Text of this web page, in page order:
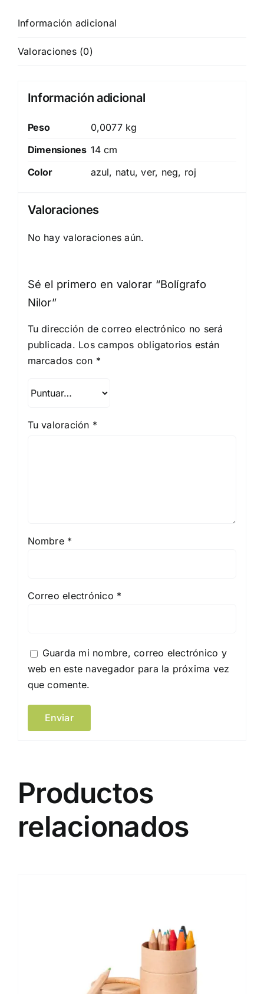
Información adicional
Valoraciones (0)
Información adicional
Peso
0,0077 kg
Dimensiones 14 cm
Color
azul, natu, ver, neg, roj
Valoraciones
No hay valoraciones aún.
Sé el primero en valorar “Bolígrafo
Nilor”
Tu dirección de correo electrónico no será
publicada. Los campos obligatorios están
marcados con *
Tu valoración *
Nombre *
Correo electrónico *
Guarda mi nombre, correo electrónico y
web en este navegador para la próxima vez
que comente.
Productos
relacionados